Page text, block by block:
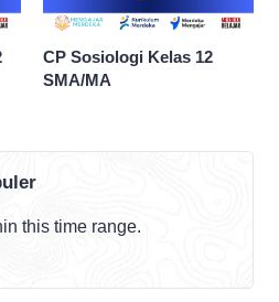
CP Sosiologi Kelas 12
SMA/MA
this time range.